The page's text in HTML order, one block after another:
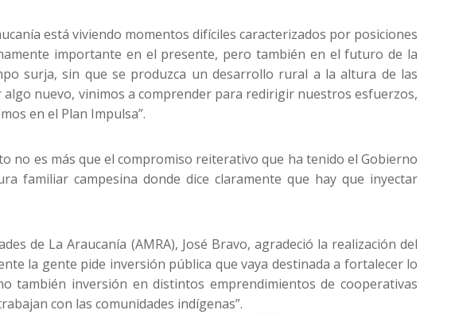
está viviendo momentos difíciles caracterizados por posiciones
importante en el presente, pero también en el futuro de la
surja, sin que se produzca un desarrollo rural a la altura de las
nuevo, vinimos a comprender para redirigir nuestros esfuerzos,
en el Plan Impulsa”.
no es más que el compromiso reiterativo que ha tenido el Gobierno
familiar campesina donde dice claramente que hay que inyectar
de La Araucanía (AMRA), José Bravo, agradeció la realización del
la gente pide inversión pública que vaya destinada a fortalecer lo
también inversión en distintos emprendimientos de cooperativas
con las comunidades indígenas”.